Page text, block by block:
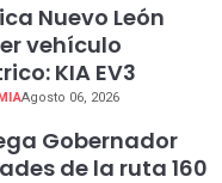
Nuevo León
vehículo
KIA EV3
Agosto 06, 2026
Gobernador
de la ruta 160